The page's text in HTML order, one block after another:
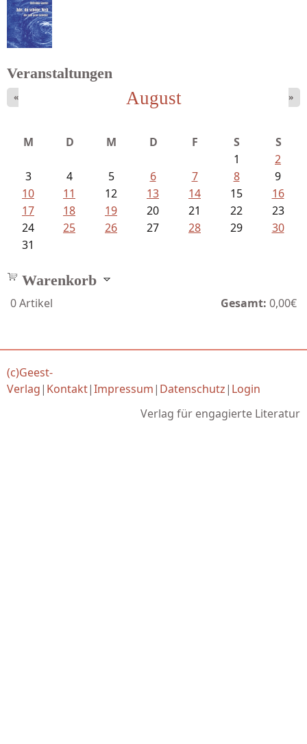
Struckmeyer, Ingeborg - Sprachlos...
Veranstaltungen
August
« »
M D M D F S
S
1
2
3
4 5 6 7 8
9
10
11 12 13 14 15
16
17
18 19 20 21 22
23
24
25 26 27 28 29
30
31
Warenkorb
0Artikel Gesamt: 0,00€
(c)Geest-
Verlag| Kontakt|Impressum| Datenschutz| Login
Verlag für engagierte Literatur